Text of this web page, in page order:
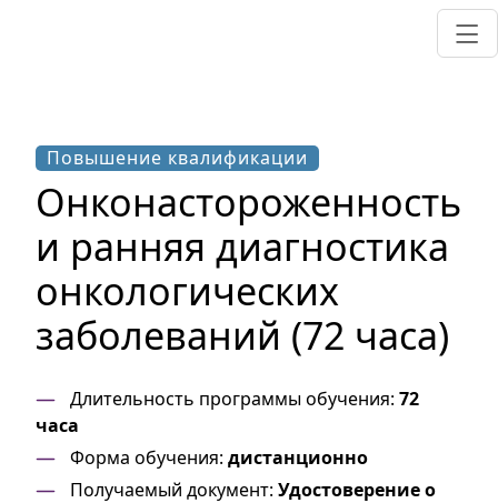
Повышение квалификации
Онконастороженность
и ранняя диагностика
онкологических
заболеваний (72 часа)
Длительность программы обучения: 72
часа
Форма обучения: дистанционно
Получаемый документ: Удостоверение о